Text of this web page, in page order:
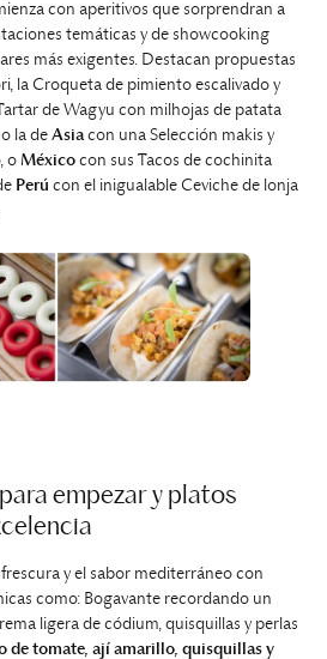
con aperitivos que sorprendran a
temáticas y de showcooking
más exigentes. Destacan propuestas
la Croqueta de pimiento escalivado y
de Wagyu con milhojas de patata
la de Asiacon una Selección makis y
o México con sus Tacos de cochinita
Perú con el inigualable Ceviche de lonja
empezar y platos
y el sabor mediterráneo con
como: Bogavante recordando un
ligera de códium, quisquillas y perlas
de tomate, ají amarillo, quisquillas y